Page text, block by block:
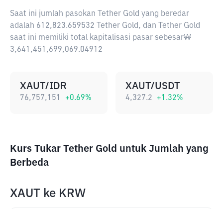
Saat ini jumlah pasokan Tether Gold yang beredar
adalah 612,823.659532 Tether Gold, dan Tether Gold
saat ini memiliki total kapitalisasi pasar sebesar₩
3,641,451,699,069.04912
XAUT/IDR
76,757,151 +0.69%
XAUT/USDT
4,327.2 +1.32%
Kurs Tukar Tether Gold untuk Jumlah yang
Berbeda
XAUT ke KRW